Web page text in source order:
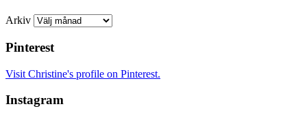
Arkiv
Pinterest
Visit Christine's profile on Pinterest.
Instagram